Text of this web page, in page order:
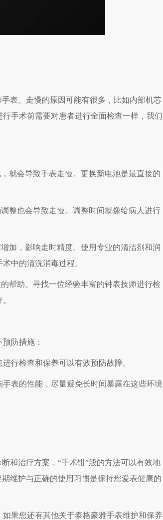
表。走慢的原因可能有很多，比如内部机芯
手术前需要对患者进行全面检查一样，我们
会导致手表走慢。更换新电池是最直接的
也会导致走慢。调整时间就像给病人进行
，影响走时精度。使用专业的清洁剂和润
中的清洗消毒过程。
助。寻找一位经验丰富的钟表技师进行检
防措施：
检查和保养可以有效预防故障。
表的性能，尽量避免长时间暴露在这些环境
治疗方案，“手术钳”般的方法可以有效地
维护与正确的使用习惯是保持您爱表健康的
如果您还有其他关于泰格豪雅手表维护和保养